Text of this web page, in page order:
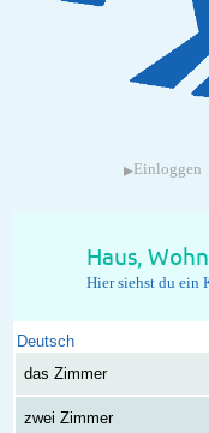
▸ Einloggen
Haus,
Hier siehst du ein
Deutsch
das Zimmer
zwei Zimmer